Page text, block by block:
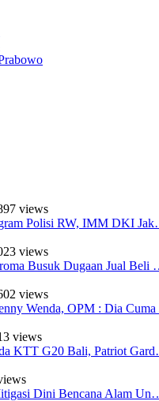
views
Polisi RW, IMM DKI
views
Busuk Dugaan Jual Beli
views
Wenda, OPM : Dia
views
KTT G20 Bali, Patriot
Dini Bencana Alam